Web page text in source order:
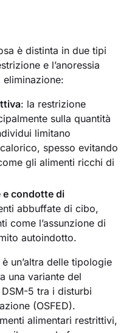
è distinta in due tipi
e l’anoressia
: la restrizione
sulla quantità
limitano
spesso evitando
gli alimenti ricchi di
e condotte di
abbuffate di cibo,
come l’assunzione di
autoindotto.
è un’altra delle tipologie
una variante del
5 tra i disturbi
(OSFED).
alimentari restrittivi,